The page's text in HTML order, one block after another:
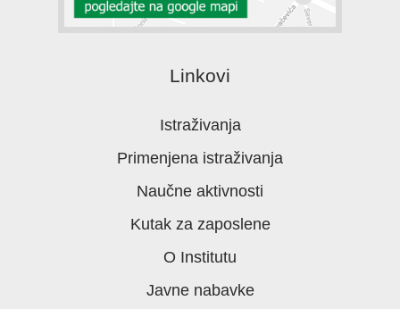
Linkovi
Istraživanja
Primenjena istraživanja
Naučne aktivnosti
Kutak za zaposlene
O Institutu
Javne nabavke